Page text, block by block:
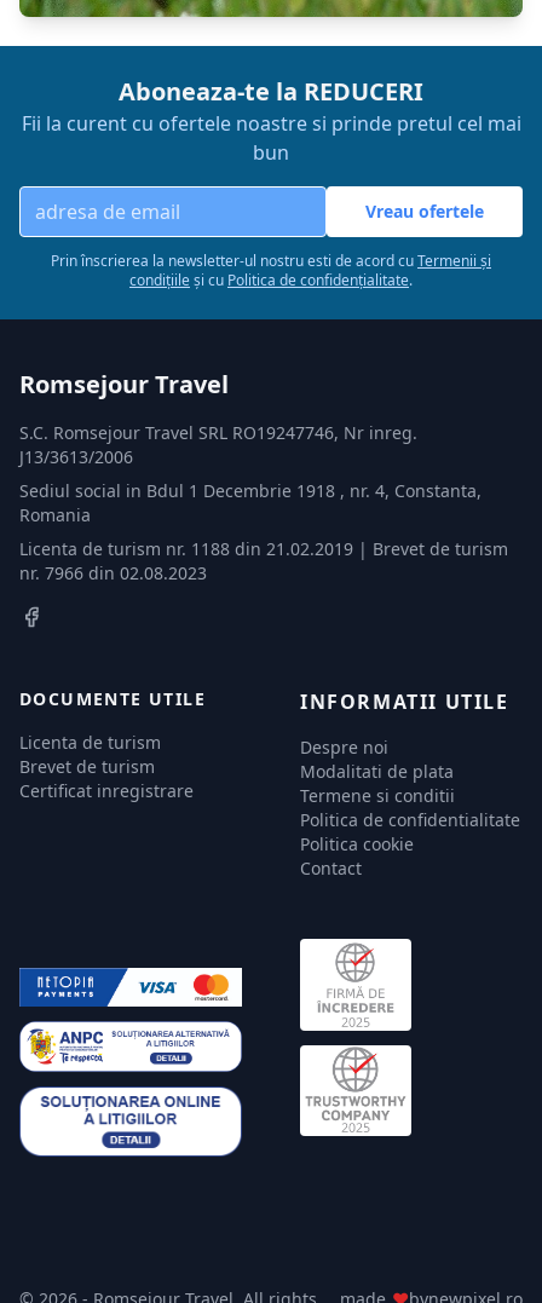
Aboneaza-te la REDUCERI
Fii la curent cu ofertele noastre si prinde pretul cel mai
bun
Vreau ofertele
Prin înscrierea la newsletter-ul nostru esti de acord cuTermenii și
condițiileși cu Politica de confidențialitate.
Romsejour Travel
S.C. Romsejour Travel SRL RO19247746, Nr inreg.
J13/3613/2006
Sediul social in Bdul 1 Decembrie 1918 , nr. 4, Constanta,
Romania
Licenta de turism nr. 1188 din 21.02.2019 | Brevet de turism
nr. 7966 din 02.08.2023
DOCUMENTE UTILE
Licenta de turism
Brevet de turism
Certificat inregistrare
INFORMATII UTILE
Despre noi
Modalitati de plata
Termene si conditii
Politica de confidentialitate
Politica cookie
Contact